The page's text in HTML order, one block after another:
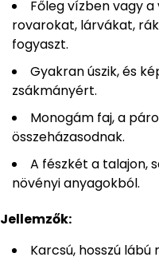
Főleg vízben vagy
rovarokat, lárvákat,
fogyaszt.
Gyakran úszik, és
zsákmányért.
Monogám faj, a
összeházasodnak.
A fészkét a talajon,
növényi anyagokból.
Jellemzők:
Karcsú, hosszú lábú